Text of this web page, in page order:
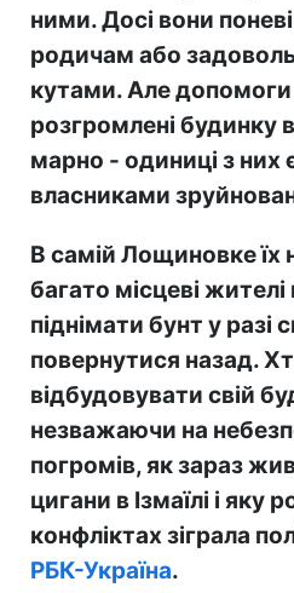
ними. Досі вони
родичам або
кутами. Але
розгромлені будинку
марно - одиниці з них
власниками
В самій Лощиновке їх
багато місцеві жителі
піднімати бунт у разі
повернутися назад.
відбудовувати свій
незважаючи на
погромів, як зараз
цигани в Ізмаїлі і яку
конфліктах зіграла
РБК-Україна.